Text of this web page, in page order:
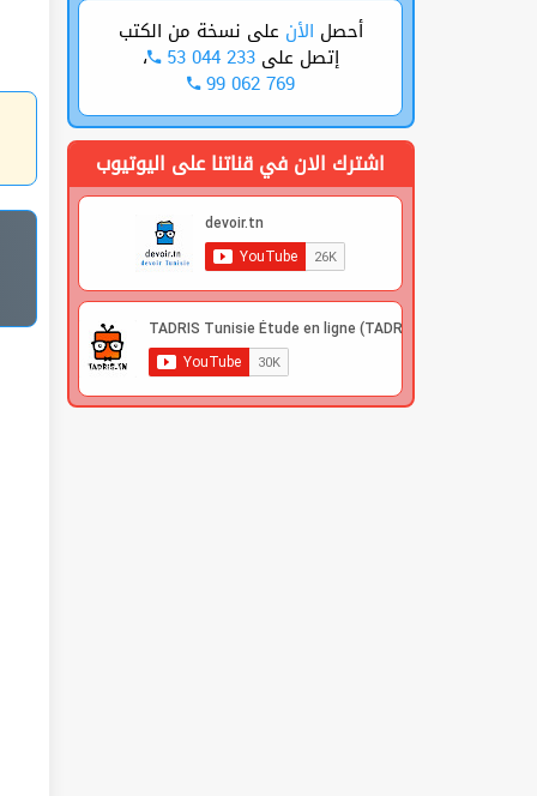
أحصل الأن على نسخة من الكتب
إتصل على53 044 233 ،
99 062 769
اشترك الان في قناتنا على اليوتيوب